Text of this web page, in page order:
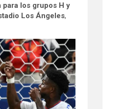
para los grupos H y
Los Ángeles,